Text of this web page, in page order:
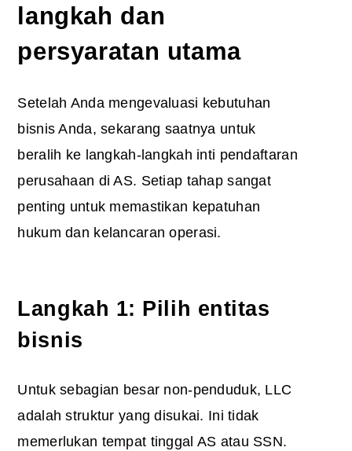
langkah dan
persyaratan utama
Setelah Anda mengevaluasi kebutuhan
bisnis Anda, sekarang saatnya untuk
beralih ke langkah-langkah inti pendaftaran
perusahaan di AS. Setiap tahap sangat
penting untuk memastikan kepatuhan
hukum dan kelancaran operasi.
Langkah 1: Pilih entitas
bisnis
Untuk sebagian besar non-penduduk, LLC
adalah struktur yang disukai. Ini tidak
memerlukan tempat tinggal AS atau SSN.